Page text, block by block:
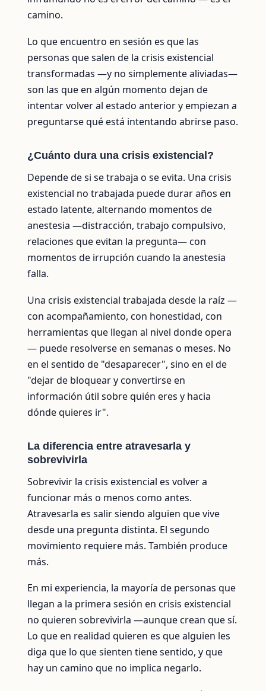
camino.
Lo que encuentro en sesión es que las
personas que salen de la crisis existencial
transformadas —y no simplemente aliviadas—
son las que en algún momento dejan de
intentar volver al estado anterior y empiezan a
preguntarse qué está intentando abrirse paso.
¿Cuánto dura una crisis existencial?
Depende de si se trabaja o se evita. Una crisis
existencial no trabajada puede durar años en
estado latente, alternando momentos de
anestesia —distracción, trabajo compulsivo,
relaciones que evitan la pregunta— con
momentos de irrupción cuando la anestesia
falla.
Una crisis existencial trabajada desde la raíz —
con acompañamiento, con honestidad, con
herramientas que llegan al nivel donde opera
— puede resolverse en semanas o meses. No
en el sentido de "desaparecer", sino en el de
"dejar de bloquear y convertirse en
información útil sobre quién eres y hacia
dónde quieres ir".
La diferencia entre atravesarla y
sobrevivirla
Sobrevivir la crisis existencial es volver a
funcionar más o menos como antes.
Atravesarla es salir siendo alguien que vive
desde una pregunta distinta. El segundo
movimiento requiere más. También produce
más.
En mi experiencia, la mayoría de personas que
llegan a la primera sesión en crisis existencial
no quieren sobrevivirla —aunque crean que sí.
Lo que en realidad quieren es que alguien les
diga que lo que sienten tiene sentido, y que
hay un camino que no implica negarlo.